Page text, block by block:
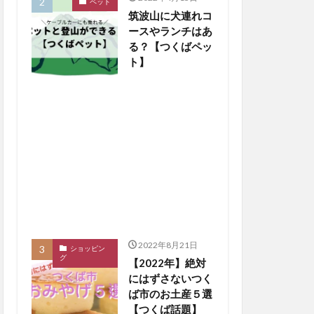
筑波山に犬連れコ
ースやランチはあ
る？【つくばペッ
ト】
ショッピン
グ
2022年8月21日
【2022年】絶対
にはずさないつく
ば市のお土産５選
【つくば話題】